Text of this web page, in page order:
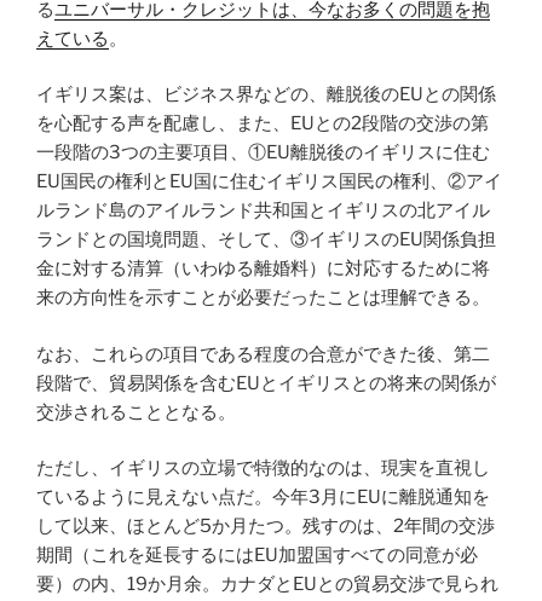
るユニバーサル・クレジットは、今なお多くの問題を抱
えている。
イギリス案は、ビジネス界などの、離脱後のEUとの関係
を心配する声を配慮し、また、EUとの2段階の交渉の第
一段階の3つの主要項目、①EU離脱後のイギリスに住む
EU国民の権利とEU国に住むイギリス国民の権利、②アイ
ルランド島のアイルランド共和国とイギリスの北アイル
ランドとの国境問題、そして、③イギリスのEU関係負担
金に対する清算（いわゆる離婚料）に対応するために将
来の方向性を示すことが必要だったことは理解できる。
なお、これらの項目である程度の合意ができた後、第二
段階で、貿易関係を含むEUとイギリスとの将来の関係が
交渉されることとなる。
ただし、イギリスの立場で特徴的なのは、現実を直視し
ているように見えない点だ。今年3月にEUに離脱通知を
して以来、ほとんど5か月たつ。残すのは、2年間の交渉
期間（これを延長するにはEU加盟国すべての同意が必
要）の内、19か月余。カナダとEUとの貿易交渉で見られ